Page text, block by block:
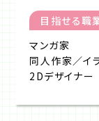
目指せる職
マンガ家
同人作家／イ
2Dデザイナー